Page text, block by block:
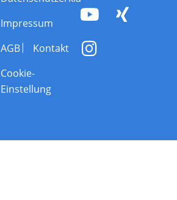
Impressum
AGB
Kontakt
Cookie-
Einstellung